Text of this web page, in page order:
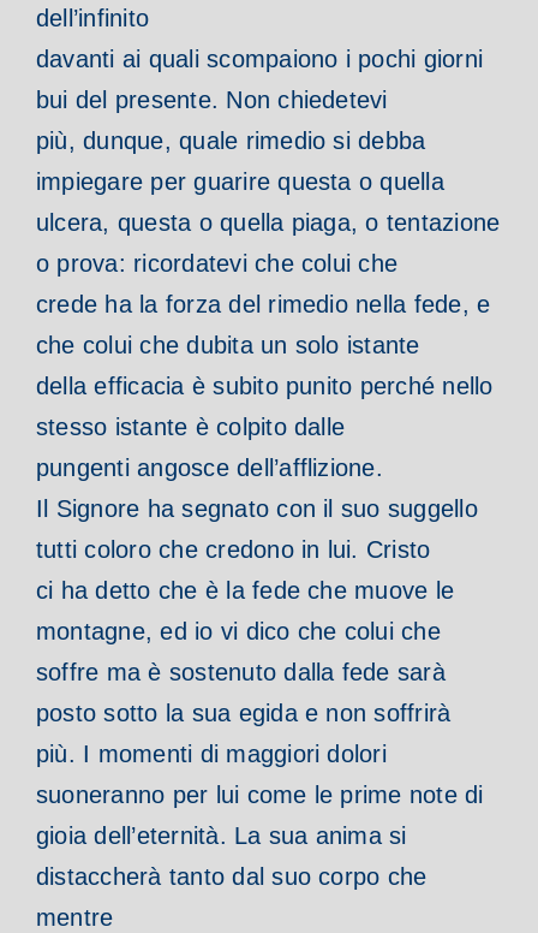
dell’infinito
davanti ai quali scompaiono i pochi giorni
bui del presente. Non chiedetevi
più, dunque, quale rimedio si debba
impiegare per guarire questa o quella
ulcera, questa o quella piaga, o tentazione
o prova: ricordatevi che colui che
crede ha la forza del rimedio nella fede, e
che colui che dubita un solo istante
della efficacia è subito punito perché nello
stesso istante è colpito dalle
pungenti angosce dell’afflizione.
Il Signore ha segnato con il suo suggello
tutti coloro che credono in lui. Cristo
ci ha detto che è la fede che muove le
montagne, ed io vi dico che colui che
soffre ma è sostenuto dalla fede sarà
posto sotto la sua egida e non soffrirà
più. I momenti di maggiori dolori
suoneranno per lui come le prime note di
gioia dell’eternità. La sua anima si
distaccherà tanto dal suo corpo che
mentre